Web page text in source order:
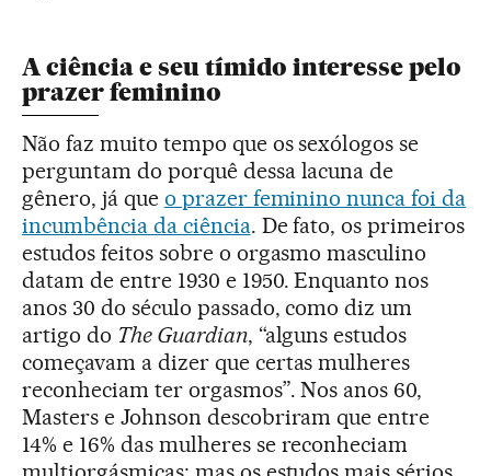
A ciência e seu tímido interesse pelo
prazer feminino
Não faz muito tempo que os sexólogos se
perguntam do porquê dessa lacuna de
gênero, já que o prazer feminino nunca foi da
incumbência da ciência. De fato, os primeiros
estudos feitos sobre o orgasmo masculino
datam de entre 1930 e 1950. Enquanto nos
anos 30 do século passado, como diz um
artigo do The Guardian, “alguns estudos
começavam a dizer que certas mulheres
reconheciam ter orgasmos”. Nos anos 60,
Masters e Johnson descobriram que entre
14% e 16% das mulheres se reconheciam